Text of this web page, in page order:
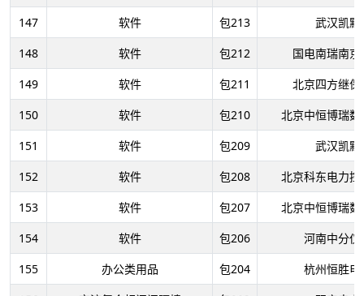
147
软件 包213
武汉凯
148
软件 包212
国电南瑞南
149
软件 包211
北京四方继
150
软件 包210
北京中恒博瑞
151
软件 包209
武汉凯
152
软件 包208
北京科东电力
153
软件 包207
北京中恒博瑞
154
软件 包206
河南中分
155
办公类用品 包204
杭州恒胜